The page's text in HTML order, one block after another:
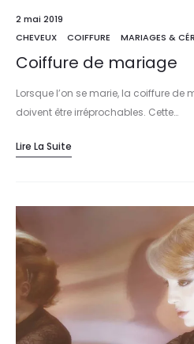
2 mai 2019
CHEVEUX
COIFFURE MARIAGES &
Coiffure de mariage
Lorsque l’on se marie, la coiffure de
doivent être irréprochables. Cette…
Lire La Suite